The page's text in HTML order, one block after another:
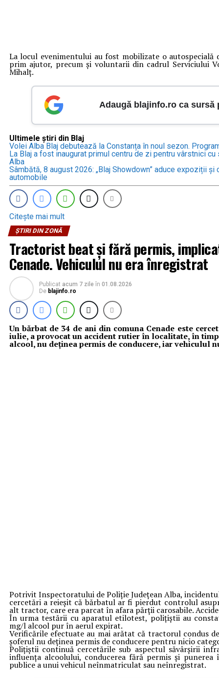
La locul evenimentului au fost mobilizate o autospecială
prim ajutor, precum și voluntarii din cadrul Serviciului
Mihalț.
Adaugă blajinfo.ro ca sursă
Ultimele știri din Blaj
Volei Alba Blaj debutează la Constanța în noul sezon.
La Blaj a fost inaugurat primul centru de zi pentru vârstnici
Alba
Sâmbătă, 8 august 2026: „Blaj Showdown” aduce expoziții
automobile
Citește mai mult
ȘTIRI DIN ZONĂ
Tractorist beat și fără permis,
Cenade. Vehiculul nu era înregistrat
Publicat acum 7 zile în 01.08.2026
De blajinfo.ro
Un bărbat de 34 de ani din comuna Cenade este
iulie, a provocat un accident rutier în localitate, în
alcool, nu deținea permis de conducere, iar vehiculul
Potrivit Inspectoratului de Poliție Județean Alba,
cercetări a reieșit că bărbatul ar fi pierdut controlul
alt tractor, care era parcat în afara părții carosabile.
În urma testării cu aparatul etilotest, polițiștii au
mg/l alcool pur în aerul expirat.
Verificările efectuate au mai arătat că tractorul condus
șoferul nu deținea permis de conducere pentru nicio
Polițiștii continuă cercetările sub aspectul săvârșirii
influența alcoolului, conducerea fără permis și
publice a unui vehicul neînmatriculat sau neînregistrat.